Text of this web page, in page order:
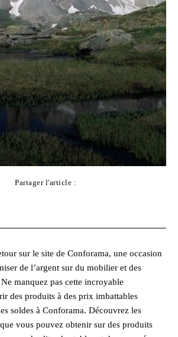
Partager l'article :
sur le site de Conforama, une occasion
de l’argent sur du mobilier et des
manquez pas cette incroyable
des produits à des prix imbattables
soldes à Conforama. Découvrez les
vous pouvez obtenir sur des produits